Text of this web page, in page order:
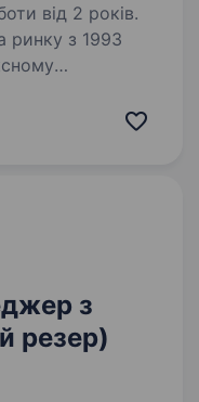
від 2 років.
ринку з 1993
широкий
з
резер)